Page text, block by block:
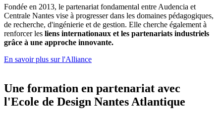
Fondée en 2013, le partenariat fondamental entre Audencia et
Centrale Nantes vise à progresser dans les domaines pédagogiques,
de recherche, d'ingénierie et de gestion. Elle cherche également à
renforcer les liens internationaux et les partenariats industriels
grâce à une approche innovante.
En savoir plus sur l'Alliance
Une formation en partenariat avec
l'Ecole de Design Nantes Atlantique